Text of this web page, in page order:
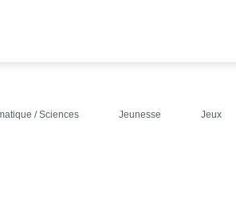
/ Sciences Jeunesse Jeux